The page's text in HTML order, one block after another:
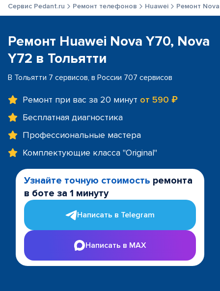
Сервис Pedant.ru Ремонт телефонов Huawei Ремонт
Ремонт Huawei Nova Y70, Nova
Y72 в Тольятти
В Тольятти 7 сервисов, в России 707 сервисов
Ремонт при вас за 20 минут от 590 ₽
Бесплатная диагностика
Профессиональные мастера
Комплектующие класса "Original"
Узнайте точную стоимость ремонта
в боте за 1 минуту
Написать в Telegram
Написать в MAX